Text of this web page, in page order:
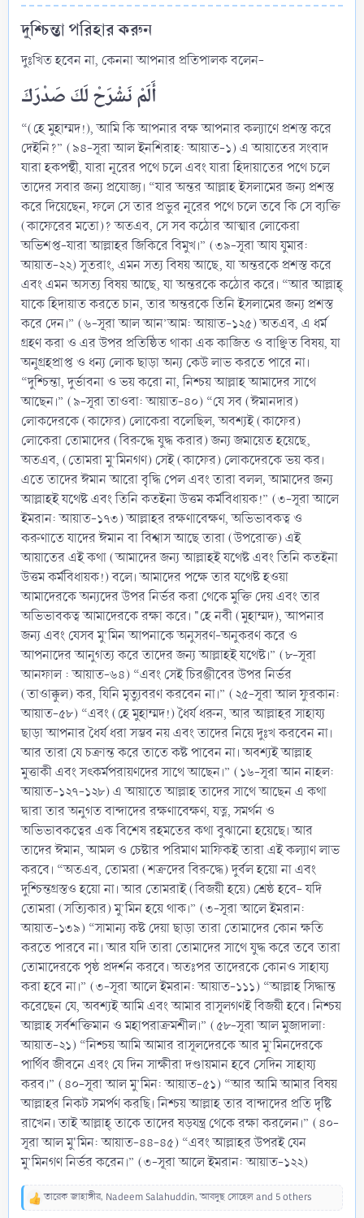
দুশ্চিন্তা পরিহার করুন​
দুঃখিত হবেন না, কেননা আপনার প্রতিপালক বলেন-
“(হে মুহাম্মদ!), আমি কি আপনার বক্ষ আপনার কল্যাণে প্রশস্ত করে
দেইনি?” (৯৪-সূরা আল ইনশিরাহ: আয়াত-১) এ আয়াতের সংবাদ
যারা হকপন্থী, যারা নূরের পথে চলে এবং যারা হিদায়াতের পথে চলে
তাদের সবার জন্য প্রযোজ্য। “যার অন্তর আল্লাহ ইসলামের জন্য প্রশস্ত
করে দিয়েছেন, ফলে সে তার প্রভুর নূরের পথে চলে তবে কি সে ব্যক্তি
(কাফেরের মতো)? অতএব, সে সব কঠোর আত্মার লোকেরা
অভিশপ্ত-যারা আল্লাহর জিকিরে বিমুখ।” (৩৯-সূরা আয যুমার:
আয়াত-২২) সুতরাং, এমন সত্য বিষয় আছে, যা অন্তরকে প্রশস্ত করে
এবং এমন অসত্য বিষয় আছে, যা অন্তরকে কঠোর করে। “আর আল্লাহ্‌
যাকে হিদায়াত করতে চান, তার অন্তরকে তিনি ইসলামের জন্য প্রশস্ত
করে দেন।” (৬-সূরা আল আন’আম: আয়াত-১২৫) অতএব, এ ধর্ম
গ্রহণ করা ও এর উপর প্রতিষ্ঠিত থাকা এক কাজিত ও বাঞ্ছিত বিষয়, যা
অনুগ্রহপ্রাপ্ত ও ধন্য লোক ছাড়া অন্য কেউ লাভ করতে পারে না।
“দুশ্চিন্তা, দুর্ভাবনা ও ভয় করো না, নিশ্চয় আল্লাহ আমাদের সাথে
আছেন।” (৯-সূরা তাওবা: আয়াত-৪০) “যে সব (ঈমানদার)
লোকদেরকে (কাফের) লোকেরা বলেছিল, অবশ্যই (কাফের)
লোকেরা তোমাদের (বিরুদ্ধে যুদ্ধ করার) জন্য জমায়েত হয়েছে,
অতএব, (তোমরা মু’মিনগণ) সেই (কাফের) লোকদেরকে ভয় কর।
এতে তাদের ঈমান আরো বৃদ্ধি পেল এবং তারা বলল, আমাদের জন্য
আল্লাহই যথেষ্ট এবং তিনি কতইনা উত্তম কর্মবিধায়ক!” (৩-সূরা আলে
ইমরান: আয়াত-১৭৩) আল্লাহর রক্ষণাবেক্ষণ, অভিভাবকত্ব ও
করুণাতে যাদের ঈমান বা বিশ্বাস আছে তারা (উপরোক্ত) এই
আয়াতের এই কথা (আমাদের জন্য আল্লাহই যথেষ্ট এবং তিনি কতইনা
উত্তম কর্মবিধায়ক!) বলে। আমাদের পক্ষে তার যথেষ্ট হওয়া
আমাদেরকে অন্যদের উপর নির্ভর করা থেকে মুক্তি দেয় এবং তার
অভিভাবকত্ব আমাদেরকে রক্ষা করে। "হে নবী (মুহাম্মদ), আপনার
জন্য এবং যেসব মু’মিন আপনাকে অনুসরণ-অনুকরণ করে ও
আপনাদের আনুগত্য করে তাদের জন্য আল্লাহই যথেষ্ট।” (৮-সূরা
আনফাল : আয়াত-৬৪) “এবং সেই চিরঞ্জীবের উপর নির্ভর
(তাওাক্কুল) কর, যিনি মৃত্যুবরণ করবেন না।” (২৫-সূরা আল ফুরকান:
আয়াত-৫৮) “এবং (হে মুহাম্মদ!) ধৈর্য ধরুন, আর আল্লাহর সাহায্য
ছাড়া আপনার ধৈর্য ধরা সম্ভব নয় এবং তাদের নিয়ে দুঃখ করবেন না।
আর তারা যে চক্রান্ত করে তাতে কষ্ট পাবেন না। অবশ্যই আল্লাহ
মুত্তাকী এবং সৎকর্মপরায়ণদের সাথে আছেন।” (১৬-সূরা আন নাহল:
আয়াত-১২৭-১২৮) এ আয়াতে আল্লাহ তাদের সাথে আছেন এ কথা
দ্বারা তার অনুগত বান্দাদের রক্ষণাবেক্ষণ, যত্ন, সমর্থন ও
অভিভাবকত্বের এক বিশেষ রহমতের কথা বুঝানো হয়েছে। আর
তাদের ঈমান, আমল ও চেষ্টার পরিমাণ মাফিকই তারা এই কল্যাণ লাভ
করবে। “অতএব, তোমরা (শক্রদের বিরুদ্ধে) দুর্বল হয়ো না এবং
দুশ্চিন্তগ্রস্তও হয়ো না। আর তোমরাই (বিজয়ী হয়ে) শ্রেষ্ঠ হবে- যদি
তোমরা (সত্যিকার) মু’মিন হয়ে থাক।” (৩-সূরা আলে ইমরান:
আয়াত-১৩৯) “সামান্য কষ্ট দেয়া ছাড়া তারা তোমাদের কোন ক্ষতি
করতে পারবে না। আর যদি তারা তোমাদের সাথে যুদ্ধ করে তবে তারা
তোমাদেরকে পৃষ্ঠ প্রদর্শন করবে। অতঃপর তাদেরকে কোনও সাহায্য
করা হবে না।” (৩-সূরা আলে ইমরান: আয়াত-১১১) “আল্লাহ সিদ্ধান্ত
করেছেন যে, অবশ্যই আমি এবং আমার রাসূলগণই বিজয়ী হবে। নিশ্চয়
আল্লাহ সর্বশক্তিমান ও মহাপরাক্রমশীল।” (৫৮-সূরা আল মুজাদালা:
আয়াত-২১) “নিশ্চয় আমি আমার রাসূলদেরকে আর মু’মিনদেরকে
পার্থিব জীবনে এবং যে দিন সাক্ষীরা দণ্ডায়মান হবে সেদিন সাহায্য
করব।” (৪০-সূরা আল মু’মিন: আয়াত-৫১) “আর আমি আমার বিষয়
আল্লাহর নিকট সমর্পণ করছি। নিশ্চয় আল্লাহ তার বান্দাদের প্রতি দৃষ্টি
রাখেন। তাই আল্লাহ্ তাকে তাদের ষড়যন্ত্র থেকে রক্ষা করলেন।” (৪০-
সূরা আল মু'মিন: আয়াত-৪৪-৪৫) “এবং আল্লাহর উপরই যেন
মু’মিনগণ নির্ভর করেন।” (৩-সূরা আলে ইমরান: আয়াত-১২২)
R
তারেক জাহাঙ্গীর, Nadeem Salahuddin,আবদুছ সোহেলand 5 others